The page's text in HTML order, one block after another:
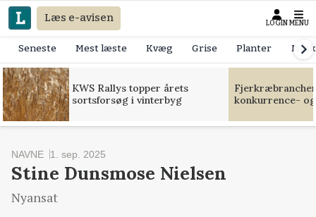
Læs e-avisen LOGIN MENU
Seneste Mest læste Kvæg Grise Planter
KWS Rallys topper årets
sortsforsøg i vinterbyg
konkurrence-
NAVNE 1. sep. 2025
Stine Dunsmose Nielsen
Nyansat